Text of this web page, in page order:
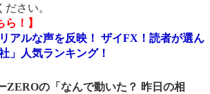
さい。
！】
アルな声を反映！ ザイFX！読者が選ん
」人気ランキング！
ZEROの「なんで動いた？ 昨日の相